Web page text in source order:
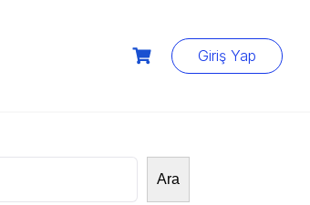
Giriş Yap
Ara